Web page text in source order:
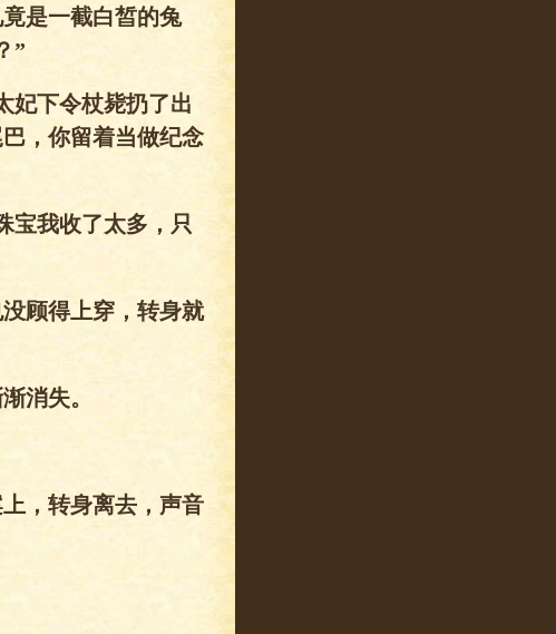
是一截白皙的兔
”
妃下令杖毙扔了出
，你留着当做纪念
宝我收了太多，只
顾得上穿，转身就
消失。
，转身离去，声音